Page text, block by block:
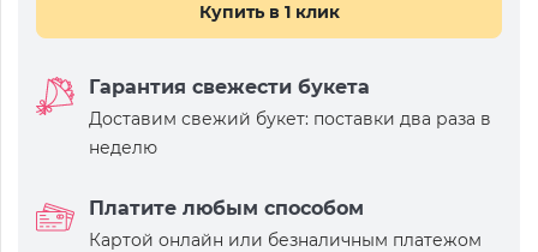
Купить в 1 клик
Гарантия свежести букета
Доставим свежий букет: поставки два раза в
неделю
Платите любым способом
Картой онлайн или безналичным платежом